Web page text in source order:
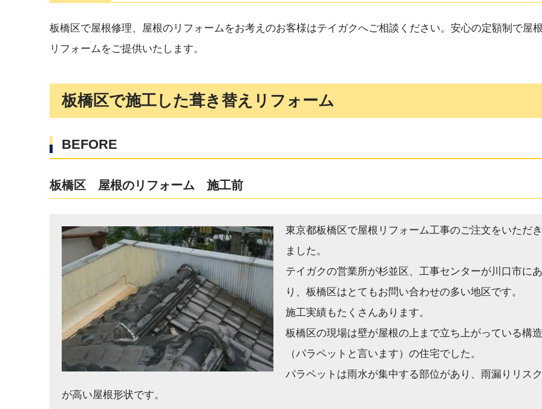
板橋区で屋根修理、屋根のリフォームをお考えのお客様はテイガクへご相談ください。安心の定額制で屋
リフォームをご提供いたします。
板橋区で施工した葺き替えリフォーム
BEFORE
板橋区 屋根のリフォーム 施工前
東京都板橋区で屋根リフォーム工事のご注文をいただき
ました。
テイガクの営業所が杉並区、工事センターが川口市にあ
り、板橋区はとてもお問い合わせの多い地区です。
施工実績もたくさんあります。
板橋区の現場は壁が屋根の上まで立ち上がっている構造
（パラペットと言います）の住宅でした。
パラペットは雨水が集中する部位があり、雨漏りリスク
が高い屋根形状です。